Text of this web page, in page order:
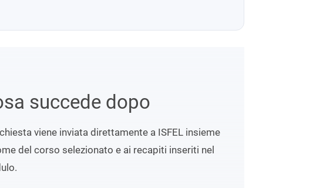
succede dopo
viene inviata direttamente a ISFEL insieme
del corso selezionato e ai recapiti inseriti nel